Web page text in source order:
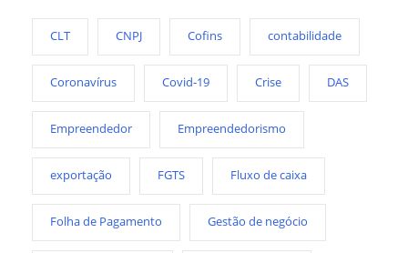
CLT CNPJ Cofins contabilidade
Coronavírus Covid-19 Crise DAS
Empreendedor Empreendedorismo
exportação FGTS Fluxo de caixa
Folha de Pagamento Gestão de negócio